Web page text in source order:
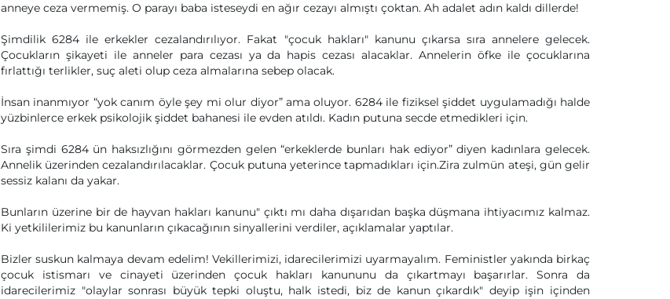
anneye ceza vermemiş. O parayı baba isteseydi en ağır cezayı almıştı çoktan. Ah adalet adın kaldı dillerde!
Şimdilik 6284 ile erkekler cezalandırılıyor. Fakat "çocuk hakları" kanunu çıkarsa sıra annelere gelecek.
Çocukların şikayeti ile anneler para cezası ya da hapis cezası alacaklar. Annelerin öfke ile çocuklarına
fırlattığı terlikler, suç aleti olup ceza almalarına sebep olacak.
İnsan inanmıyor “yok canım öyle şey mi olur diyor” ama oluyor. 6284 ile fiziksel şiddet uygulamadığı halde
yüzbinlerce erkek psikolojik şiddet bahanesi ile evden atıldı. Kadın putuna secde etmedikleri için.
Sıra şimdi 6284 ün haksızlığını görmezden gelen “erkeklerde bunları hak ediyor” diyen kadınlara gelecek.
Annelik üzerinden cezalandırılacaklar. Çocuk putuna yeterince tapmadıkları için.Zira zulmün ateşi, gün gelir
sessiz kalanı da yakar.
Bunların üzerine bir de hayvan hakları kanunu" çıktı mı daha dışarıdan başka düşmana ihtiyacımız kalmaz.
Ki yetkililerimiz bu kanunların çıkacağının sinyallerini verdiler, açıklamalar yaptılar.
Bizler suskun kalmaya devam edelim! Vekillerimizi, idarecilerimizi uyarmayalım. Feministler yakında birkaç
çocuk istismarı ve cinayeti üzerinden çocuk hakları kanununu da çıkartmayı başarırlar. Sonra da
idarecilerimiz "olaylar sonrası büyük tepki oluştu, halk istedi, biz de kanun çıkardık" deyip işin içinden